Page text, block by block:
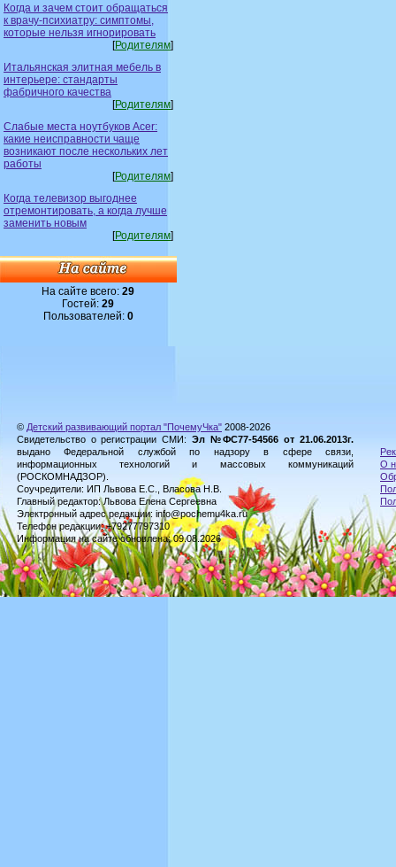
Когда и зачем стоит обращаться
к врачу-психиатру: симптомы,
которые нельзя игнорировать
[Родителям]
Итальянская элитная мебель в
интерьере: стандарты
фабричного качества
[Родителям]
Слабые места ноутбуков Acer:
какие неисправности чаще
возникают после нескольких лет
работы
[Родителям]
Когда телевизор выгоднее
отремонтировать, а когда лучше
заменить новым
[Родителям]
На сайте всего:29
Гостей:29
Пользователей: 0
© Детский развивающий портал "ПочемуЧка" 2008-2026
Свидетельство о регистрации СМИ: Эл №ФС77-54566 от 21.06.2013г.
выдано Федеральной службой по надзору в сфере связи,
информационных технологий и массовых коммуникаций
(РОСКОМНАДЗОР).
Соучредители: ИП Львова Е.С., Власова Н.В.
Главный редактор: Львова Елена Сергеевна
Электронный адрес редакции: info@pochemu4ka.ru
Телефон редакции: +79277797310
Информация на сайте обновлена: 09.08.2026
О